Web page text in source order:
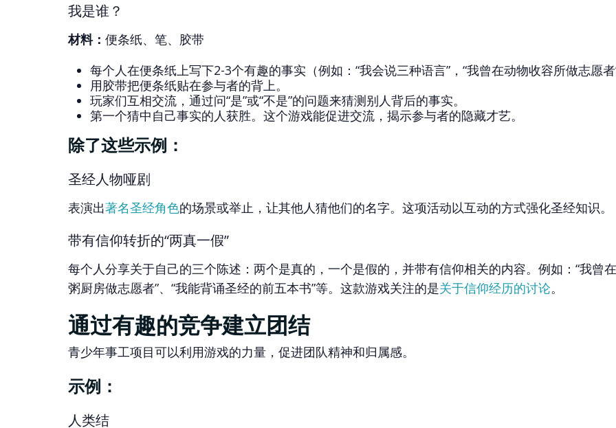
我是谁？
材料： 便条纸、笔、胶带
每个人在便条纸上写下2-3个有趣的事实（例如：“我会说三种语言”，“我曾在动物收容所做志愿
用胶带把便条纸贴在参与者的背上。
玩家们互相交流，通过问“是”或“不是”的问题来猜测别人背后的事实。
第一个猜中自己事实的人获胜。这个游戏能促进交流，揭示参与者的隐藏才艺。
除了这些示例：
圣经人物哑剧
表演出著名圣经角色的场景或举止，让其他人猜他们的名字。这项活动以互动的方式强化圣经知识。
带有信仰转折的“两真一假”
每个人分享关于自己的三个陈述：两个是真的，一个是假的，并带有信仰相关的内容。例如：“我曾
粥厨房做志愿者”、“我能背诵圣经的前五本书”等。这款游戏关注的是关于信仰经历的讨论。
通过有趣的竞争建立团结
青少年事工项目可以利用游戏的力量，促进团队精神和归属感。
示例：
人类结